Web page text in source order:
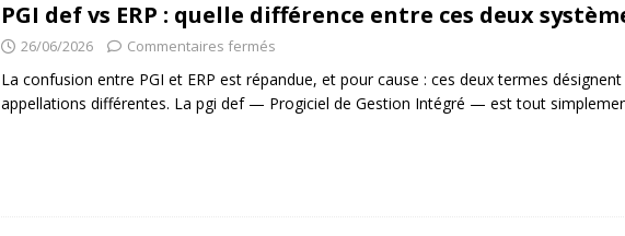
PGI def vs ERP : quelle différence entre ces deux
26/06/2026 Commentaires fermés
La confusion entre PGI et ERP est répandue, et pour cause : ces deux termes
appellations différentes. La pgi def — Progiciel de Gestion Intégré — est tout